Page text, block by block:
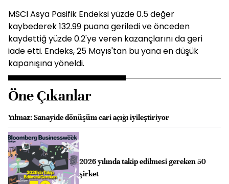
MSCI Asya Pasifik Endeksi yüzde 0.5 değer
kaybederek 132.99 puana geriledi ve önceden
kaydettiğ yüzde 0.2'ye veren kazançlarını da geri
iade etti. Endeks, 25 Mayıs'tan bu yana en düşük
kapanışına yöneldi.
Öne Çıkanlar
Yılmaz: Sanayide dönüşüm cari açığı iyileştiriyor
2026 yılında takip edilmesi gereken 50
şirket